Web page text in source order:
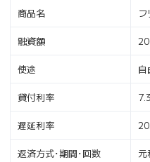
商品名
融資額
使途 自
貸付利率
遅延利率
返済方式･期間･回数 元